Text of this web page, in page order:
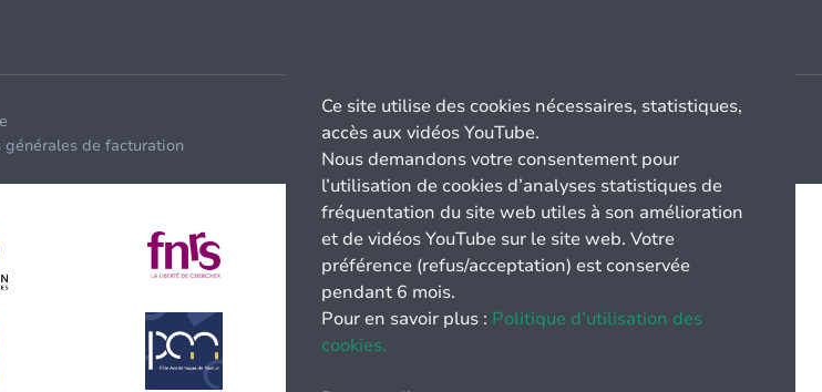
générales de facturation
Ce site utilise des cookies nécessaires, statistiques,
accès aux vidéos YouTube.
Nous demandons votre consentement pour
l’utilisation de cookies d’analyses statistiques de
fréquentation du site web utiles à son amélioration
et de vidéos YouTube sur le site web. Votre
préférence (refus/acceptation) est conservée
pendant 6 mois.
Pour en savoir plus : Politique d’utilisation des
cookies.